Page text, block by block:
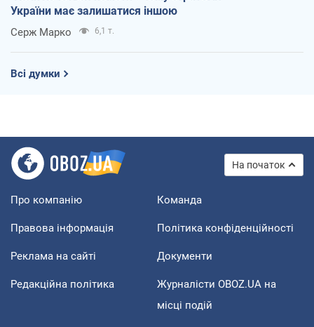
України має залишатися іншою
Серж Марко 6,1 т.
Всі думки
На початок
Про компанію Команда
Правова інформація Політика конфіденційності
Реклама на сайті Документи
Редакційна політика
Журналісти OBOZ.UA на
місці подій